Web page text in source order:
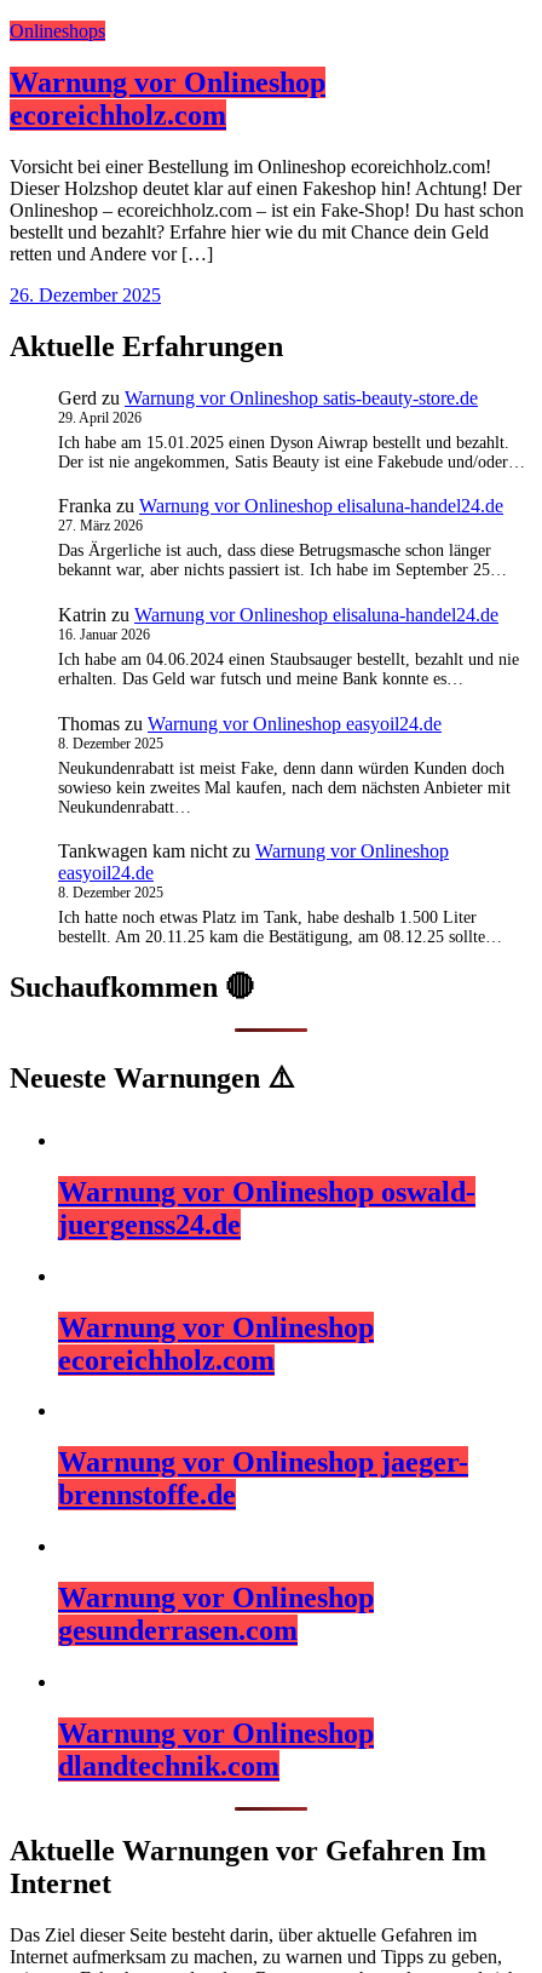
Onlineshops
Warnung vor Onlineshop
ecoreichholz.com
Vorsicht bei einer Bestellung im Onlineshop ecoreichholz.com!
Dieser Holzshop deutet klar auf einen Fakeshop hin! Achtung! Der
Onlineshop – ecoreichholz.com – ist ein Fake-Shop! Du hast schon
bestellt und bezahlt? Erfahre hier wie du mit Chance dein Geld
retten und Andere vor […]
26. Dezember 2025
Aktuelle Erfahrungen
Gerd zu Warnung vor Onlineshop satis-beauty-store.de
29. April 2026
Ich habe am 15.01.2025 einen Dyson Aiwrap bestellt und bezahlt.
Der ist nie angekommen, Satis Beauty ist eine Fakebude und/oder…
Franka zu Warnung vor Onlineshop elisaluna-handel24.de
27. März 2026
Das Ärgerliche ist auch, dass diese Betrugsmasche schon länger
bekannt war, aber nichts passiert ist. Ich habe im September 25…
Katrin zu Warnung vor Onlineshop elisaluna-handel24.de
16. Januar 2026
Ich habe am 04.06.2024 einen Staubsauger bestellt, bezahlt und nie
erhalten. Das Geld war futsch und meine Bank konnte es…
Thomas zu Warnung vor Onlineshop easyoil24.de
8. Dezember 2025
Neukundenrabatt ist meist Fake, denn dann würden Kunden doch
sowieso kein zweites Mal kaufen, nach dem nächsten Anbieter mit
Neukundenrabatt…
Tankwagen kam nicht zu Warnung vor Onlineshop
easyoil24.de
8. Dezember 2025
Ich hatte noch etwas Platz im Tank, habe deshalb 1.500 Liter
bestellt. Am 20.11.25 kam die Bestätigung, am 08.12.25 sollte…
Suchaufkommen 🔴
Neueste Warnungen ⚠️
Warnung vor Onlineshop oswald-
juergenss24.de
Warnung vor Onlineshop
ecoreichholz.com
Warnung vor Onlineshop jaeger-
brennstoffe.de
Warnung vor Onlineshop
gesunderrasen.com
Warnung vor Onlineshop
dlandtechnik.com
Aktuelle Warnungen vor Gefahren Im
Internet
Das Ziel dieser Seite besteht darin, über aktuelle Gefahren im
Internet aufmerksam zu machen, zu warnen und Tipps zu geben,